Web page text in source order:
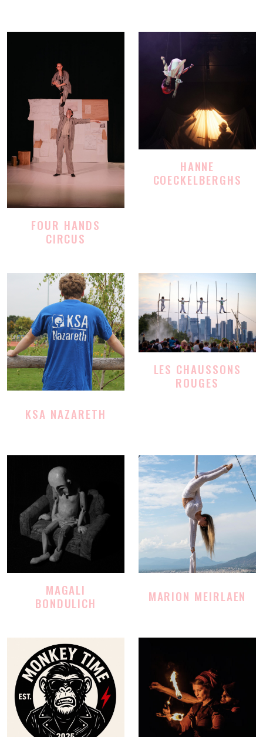
FOUR HANDS
CIRCUS
HANNE
COECKELBERGHS
KSA NAZARETH
LES CHAUSSONS
ROUGES
MAGALI
BONDULICH MARION MEIRLAEN